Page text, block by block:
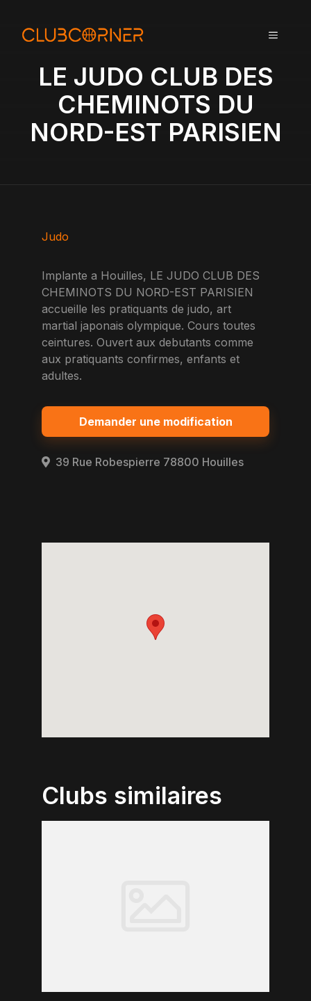
MENU
LE JUDO CLUB DES
CHEMINOTS DU
NORD-EST PARISIEN
Judo
Implante a Houilles, LE JUDO CLUB DES
CHEMINOTS DU NORD-EST PARISIEN
accueille les pratiquants de judo, art
martial japonais olympique. Cours toutes
ceintures. Ouvert aux debutants comme
aux pratiquants confirmes, enfants et
adultes.
Demander une modification
39 Rue Robespierre 78800 Houilles
Clubs similaires